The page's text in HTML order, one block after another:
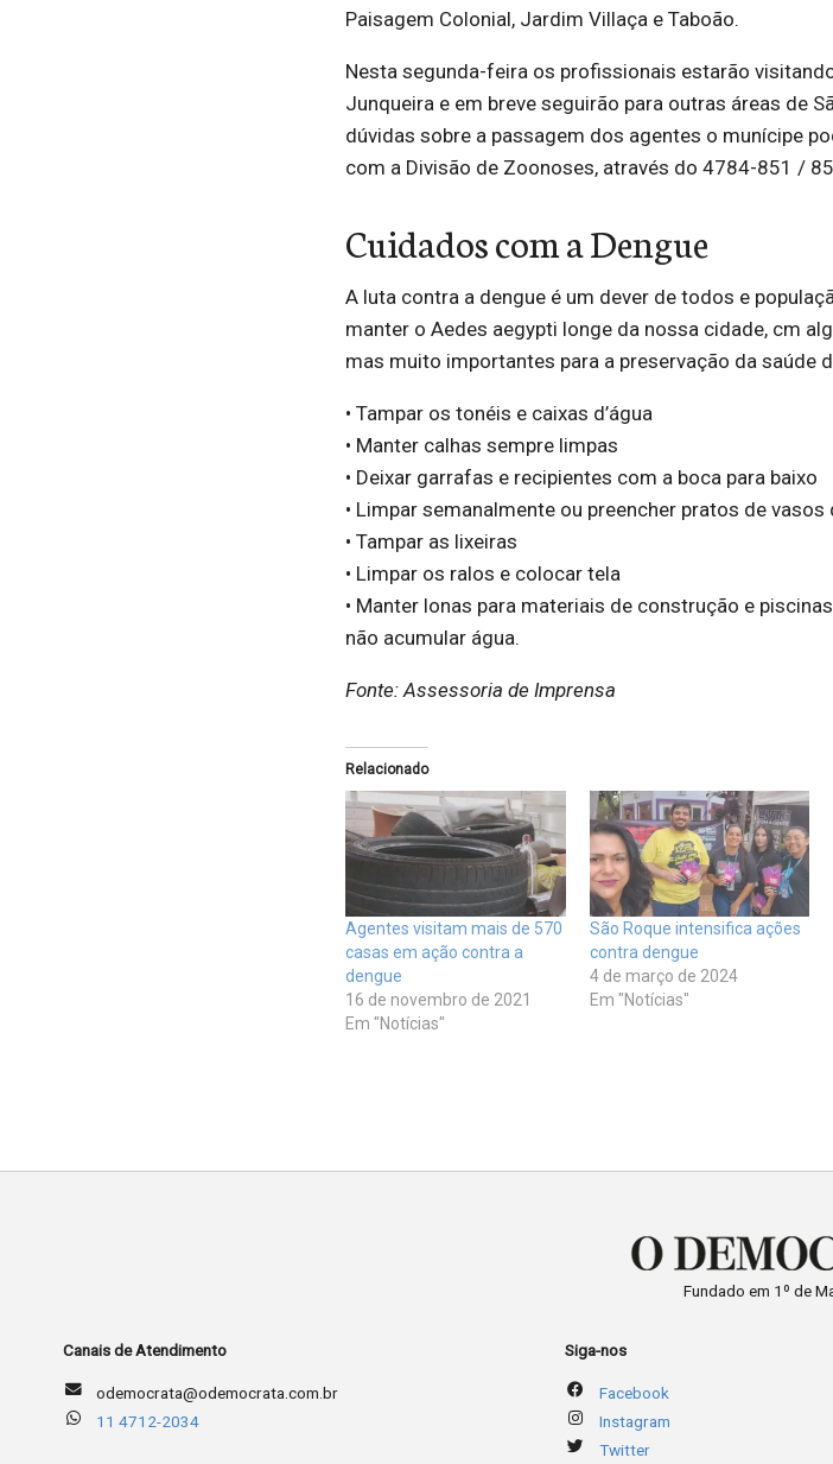
Paisagem Colonial, Jardim Villaça e Taboão.
Nesta segunda-feira os profissionais estarão
Junqueira e em breve seguirão para outras áreas de
dúvidas sobre a passagem dos agentes o munícipe
com a Divisão de Zoonoses, através do 4784-851 /
Cuidados com a Dengue
A luta contra a dengue é um dever de todos e
manter o Aedes aegypti longe da nossa cidade, cm
mas muito importantes para a preservação da saúde
• Tampar os tonéis e caixas d’água
• Manter calhas sempre limpas
• Deixar garrafas e recipientes com a boca para baixo
• Limpar semanalmente ou preencher pratos de
• Tampar as lixeiras
• Limpar os ralos e colocar tela
• Manter lonas para materiais de construção e
não acumular água.
Fonte: Assessoria de Imprensa
Relacionado
Agentes visitam mais de 570
casas em ação contra a
dengue
16 de novembro de 2021
Em "Notícias"
São Roque intensifica ações
contra dengue
4 de março de 2024
Em "Notícias"
Fundado em 1º de
Canais de Atendimento
odemocrata@odemocrata.com.br
11 4712-2034
Siga-nos
Facebook
Instagram
Twitter